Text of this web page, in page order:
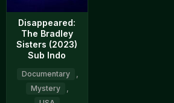
Disappeared:
The Bradley
Sisters (2023)
Sub Indo
Documentary
Mystery